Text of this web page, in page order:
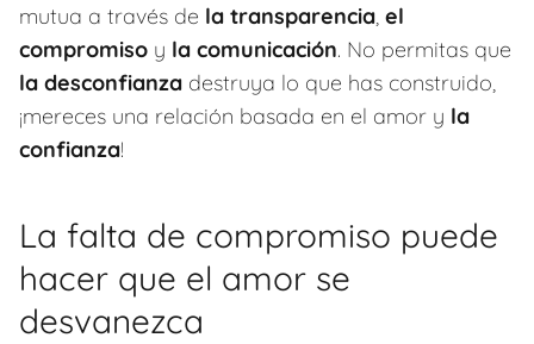
mutua a través de la transparencia, el
compromiso y la comunicación. No permitas que
la desconfianza destruya lo que has construido,
¡mereces una relación basada en el amor y la
confianza!
La falta de compromiso puede
hacer que el amor se
desvanezca